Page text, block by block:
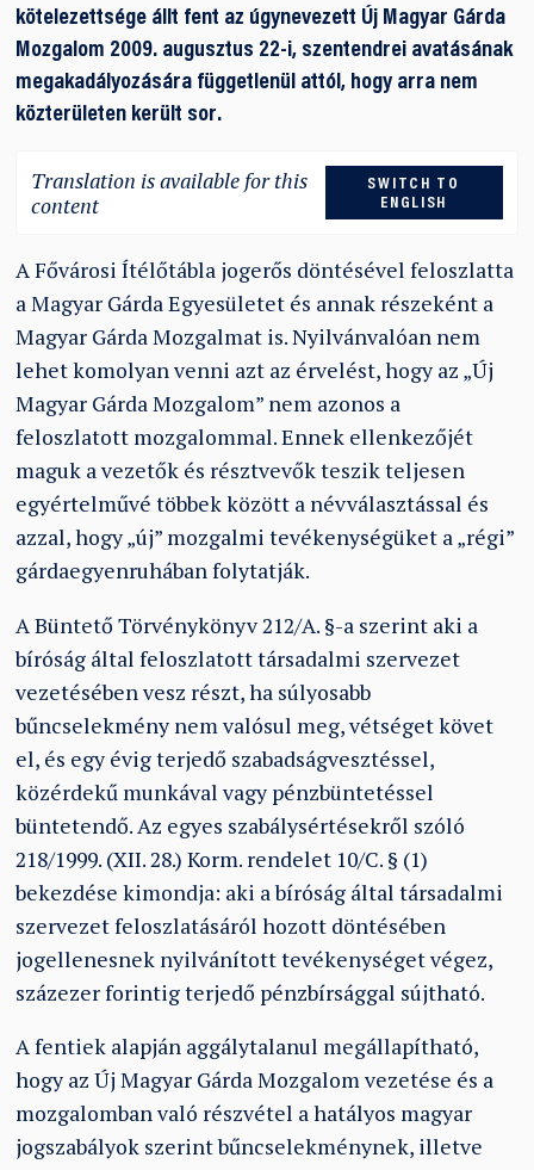
kötelezettsége állt fent az úgynevezett Új Magyar Gárda
Mozgalom 2009. augusztus 22-i, szentendrei avatásának
megakadályozására függetlenül attól, hogy arra nem
közterületen került sor.
Translation is available for this
content
SWITCH TO
ENGLISH
A Fővárosi Ítélőtábla jogerős döntésével feloszlatta
a Magyar Gárda Egyesületet és annak részeként a
Magyar Gárda Mozgalmat is. Nyilvánvalóan nem
lehet komolyan venni azt az érvelést, hogy az „Új
Magyar Gárda Mozgalom” nem azonos a
feloszlatott mozgalommal. Ennek ellenkezőjét
maguk a vezetők és résztvevők teszik teljesen
egyértelművé többek között a névválasztással és
azzal, hogy „új” mozgalmi tevékenységüket a „régi”
gárdaegyenruhában folytatják.
A Büntető Törvénykönyv 212/A. §-a szerint aki a
bíróság által feloszlatott társadalmi szervezet
vezetésében vesz részt, ha súlyosabb
bűncselekmény nem valósul meg, vétséget követ
el, és egy évig terjedő szabadságvesztéssel,
közérdekű munkával vagy pénzbüntetéssel
büntetendő. Az egyes szabálysértésekről szóló
218/1999. (XII. 28.) Korm. rendelet 10/C. § (1)
bekezdése kimondja: aki a bíróság által társadalmi
szervezet feloszlatásáról hozott döntésében
jogellenesnek nyilvánított tevékenységet végez,
százezer forintig terjedő pénzbírsággal sújtható.
A fentiek alapján aggálytalanul megállapítható,
hogy az Új Magyar Gárda Mozgalom vezetése és a
mozgalomban való részvétel a hatályos magyar
jogszabályok szerint bűncselekménynek, illetve